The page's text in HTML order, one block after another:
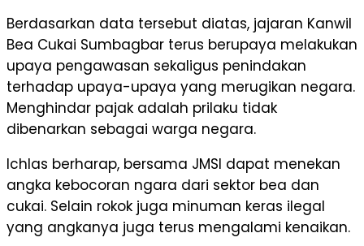
Berdasarkan data tersebut diatas, jajaran Kanwil
Bea Cukai Sumbagbar terus berupaya melakukan
upaya pengawasan sekaligus penindakan
terhadap upaya-upaya yang merugikan negara.
Menghindar pajak adalah prilaku tidak
dibenarkan sebagai warga negara.
Ichlas berharap, bersama JMSI dapat menekan
angka kebocoran ngara dari sektor bea dan
cukai. Selain rokok juga minuman keras ilegal
yang angkanya juga terus mengalami kenaikan.